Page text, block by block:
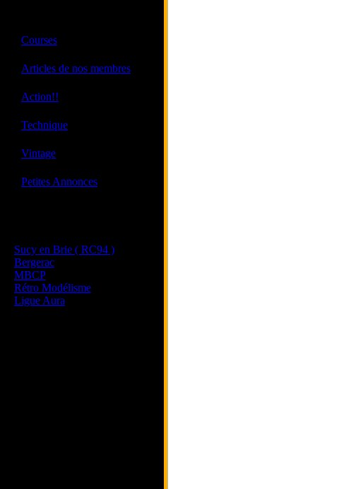
Courses
Articles de nos membres
Action!!
Technique
Vintage
Petites Annonces
Sucy en Brie ( RC94 )
Bergerac
MBCP
Rétro Modélisme
Ligue Aura